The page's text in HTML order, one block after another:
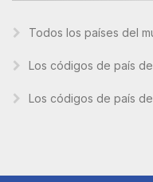
Todos los países del
Los códigos de país
Los códigos de país